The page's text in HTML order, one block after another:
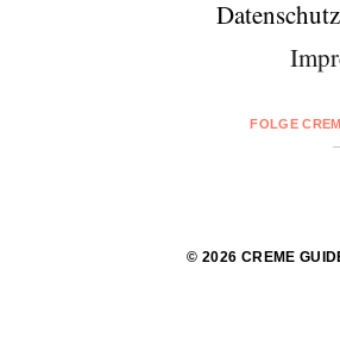
FOLGE
© 2026 CREME